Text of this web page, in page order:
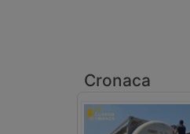
Cronaca